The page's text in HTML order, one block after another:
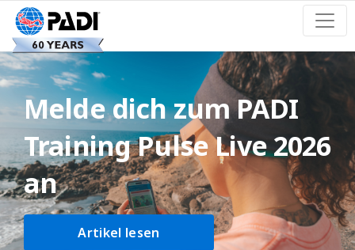
Melde dich zum PADI
Training Pulse Live 2026
an
Artikel lesen